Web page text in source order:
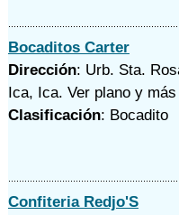
Bocaditos Carter
Dirección: Urb. Sta.
Ica, Ica. Ver plano y
Clasificación: Bocadito
Confiteria Redjo'S